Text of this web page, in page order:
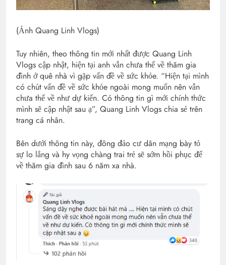
(Ảnh Quang Linh Vlogs)
Tuy nhiên, theo thông tin mới nhất được Quang Linh
Vlogs cập nhật, hiện tại anh vẫn chưa thể về thăm gia
đình ở quê nhà vì gặp vấn đề về sức khỏe. “Hiện tại mình
có chút vấn đề về sức khỏe ngoài mong muốn nên vẫn
chưa thể về như dự kiến. Có thông tin gì mới chính thức
mình sẽ cập nhật sau ạ”, Quang Linh Vlogs chia sẻ trên
trang cá nhân.
Bên dưới thông tin này, đông đảo cư dân mạng bày tỏ
sự lo lắng và hy vọng chàng trai trẻ sẽ sớm hồi phục để
về thăm gia đình sau 6 năm xa nhà.